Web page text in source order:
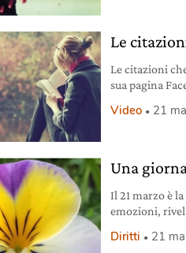
Le
Le citazioni
sua pagina
Quindi sono
momenti
Video 21
Una
Il 21 marzo è
emozioni,
Diritti 21